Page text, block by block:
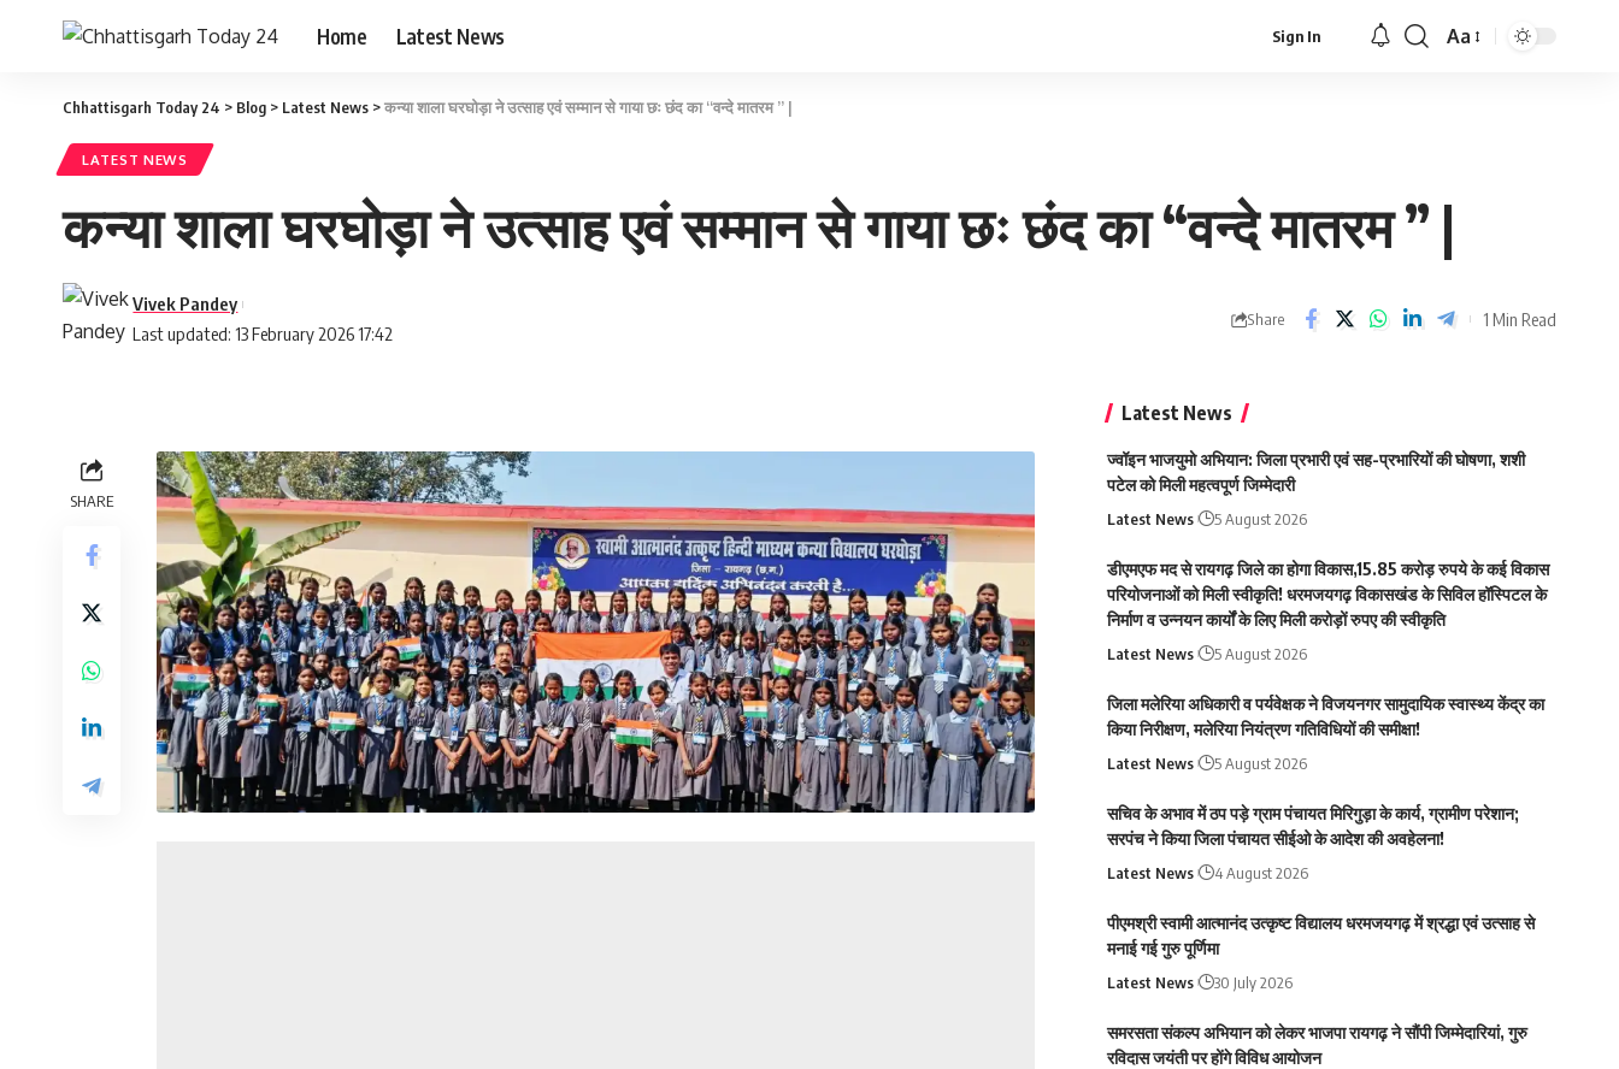
Home Latest News Sign In
Font
Aa
Chhattisgarh Today 24 > Blog > Latest News >कन्या शाला घरघोड़ा ने उत्साह एवं सम्मान से गाया छः छंद का “वन्दे मातरम ” |
LATEST NEWS
कन्या शाला घरघोड़ा ने उत्साह एवं सम्मान से गाया छः छंद का “वन्दे मातरम ” |
Last updated: 13 February 2026 17:42
Vivek Pandey
Share 1 Min Read
SHARE
Latest News
ज्वॉइन भाजयुमो अभियान: जिला प्रभारी एवं सह-प्रभारियों की घोषणा, शशी
पटेल को मिली महत्वपूर्ण जिम्मेदारी
Latest News 5 August 2026
डीएमएफ मद से रायगढ़ जिले का होगा विकास,15.85 करोड़ रुपये के कई विकास
परियोजनाओं को मिली स्वीकृति! धरमजयगढ़ विकासखंड के सिविल हॉस्पिटल के
निर्माण व उन्नयन कार्यों के लिए मिली करोड़ों रुपए की स्वीकृति
Latest News 5 August 2026
जिला मलेरिया अधिकारी व पर्यवेक्षक ने विजयनगर सामुदायिक स्वास्थ्य केंद्र का
किया निरीक्षण, मलेरिया नियंत्रण गतिविधियों की समीक्षा!
Latest News 5 August 2026
सचिव के अभाव में ठप पड़े ग्राम पंचायत मिरिगुड़ा के कार्य, ग्रामीण परेशान;
सरपंच ने किया जिला पंचायत सीईओ के आदेश की अवहेलना!
Latest News 4 August 2026
पीएमश्री स्वामी आत्मानंद उत्कृष्ट विद्यालय धरमजयगढ़ में श्रद्धा एवं उत्साह से
मनाई गई गुरु पूर्णिमा
Latest News 30 July 2026
समरसता संकल्प अभियान को लेकर भाजपा रायगढ़ ने सौंपी जिम्मेदारियां, गुरु
रविदास जयंती पर होंगे विविध आयोजन